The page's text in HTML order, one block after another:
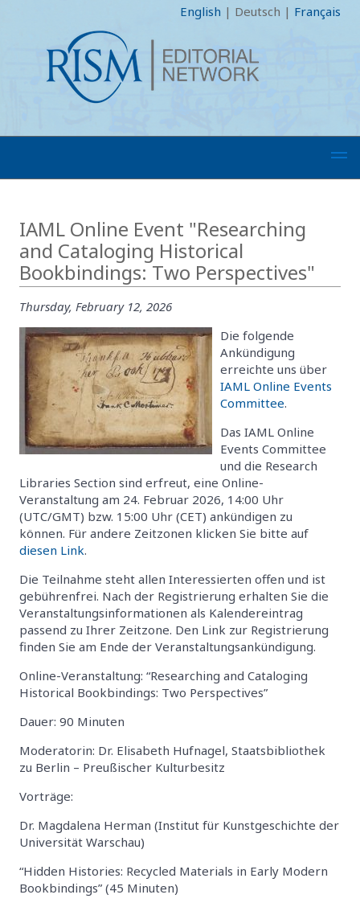
English | Deutsch | Français
IAML Online Event "Researching
and Cataloging Historical
Bookbindings: Two Perspectives"
Thursday, February 12, 2026
Die folgende
Ankündigung
erreichte uns über
IAML Online Events
Committee.
Das IAML Online
Events Committee
und die Research
Libraries Section sind erfreut, eine Online-
Veranstaltung am 24. Februar 2026, 14:00 Uhr
(UTC/GMT) bzw. 15:00 Uhr (CET) ankündigen zu
können. Für andere Zeitzonen klicken Sie bitte auf
diesen Link.
Die Teilnahme steht allen Interessierten offen und ist
gebührenfrei. Nach der Registrierung erhalten Sie die
Veranstaltungsinformationen als Kalendereintrag
passend zu Ihrer Zeitzone. Den Link zur Registrierung
finden Sie am Ende der Veranstaltungsankündigung.
Online-Veranstaltung: “Researching and Cataloging
Historical Bookbindings: Two Perspectives”
Dauer: 90 Minuten
Moderatorin: Dr. Elisabeth Hufnagel, Staatsbibliothek
zu Berlin – Preußischer Kulturbesitz
Vorträge:
Dr. Magdalena Herman (Institut für Kunstgeschichte der
Universität Warschau)
“Hidden Histories: Recycled Materials in Early Modern
Bookbindings” (45 Minuten)